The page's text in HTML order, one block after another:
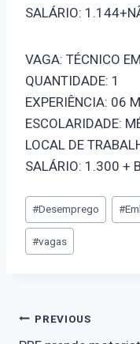
SALÁRIO:
VAGA: TÉCNICO
QUANTIDADE: 1
EXPERIÊNCIA: 06
ESCOLARIDADE:
LOCAL DE
SALÁRIO: 1.300 +
#Desemprego #
#vagas
PREVIOUS